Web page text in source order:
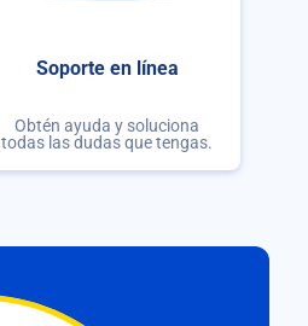
Soporte en línea
Obtén ayuda y soluciona
todas las dudas que tengas.